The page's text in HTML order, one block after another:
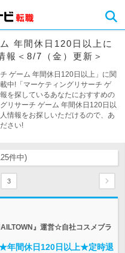
年間休日120日以上に
報＜8/7（金）更新＞
ゲーム 年間休日120日以上」に関
中!「マーケティングリサーチ ゲ
を探しているあなたにおすすめの
リサーチ ゲーム 年間休日120日以
情報をお探しいただけるので、あ
さい!
件中)
3
』運営☆自社コスメブラ
年間休日120日以上★定時退